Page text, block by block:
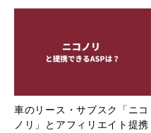
車のリース・サブスク「ニコ
ノリ」とアフィリエイト提携